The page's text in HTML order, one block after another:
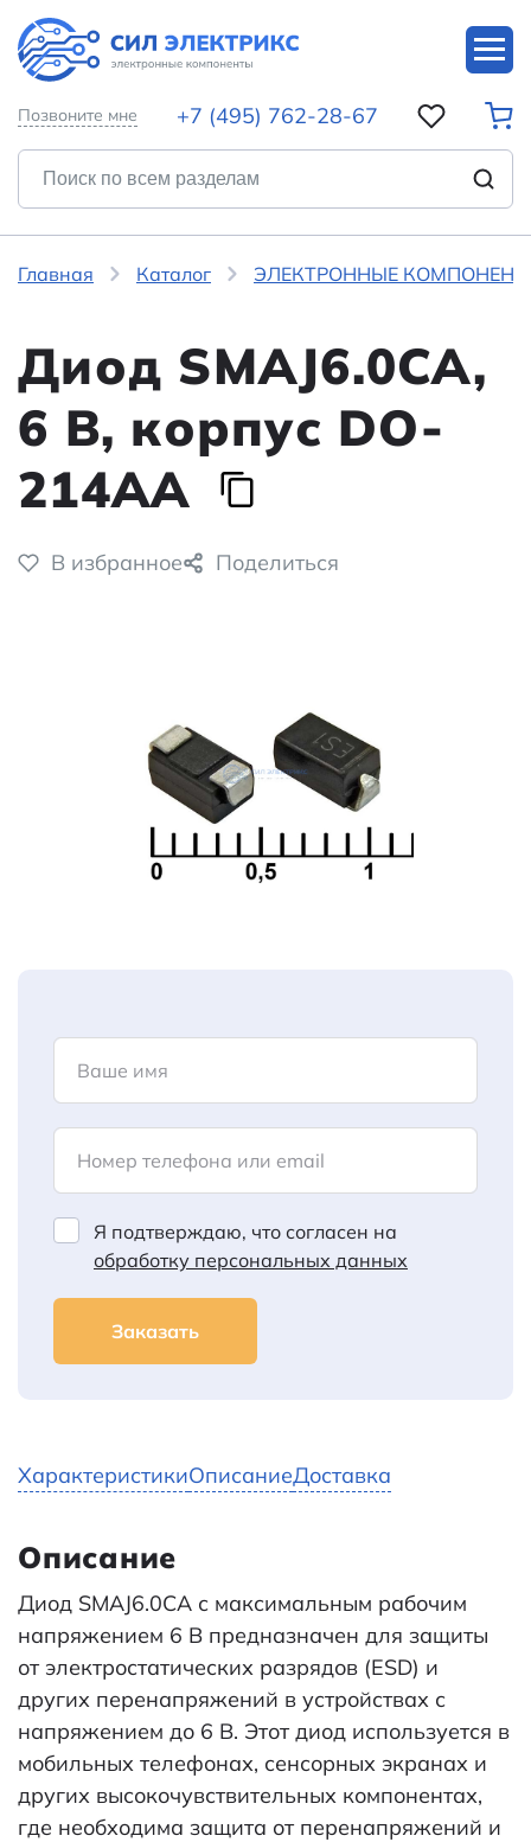
Позвоните мне +7 (495) 762-28-67
Главная Каталог ЭЛЕКТРОННЫЕ
Диод SMAJ6.0CA,
6 В, корпус DO-
214AA
В избранное Поделиться
Ваше имя
Номер телефона или email
Я подтверждаю, что согласен на
обработку персональных данных
Заказать
ХарактеристикиОписаниеДоставка
Описание
Диод SMAJ6.0CA с максимальным рабочим
напряжением 6 В предназначен для защиты
от электростатических разрядов (ESD) и
других перенапряжений в устройствах с
напряжением до 6 В. Этот диод используется в
мобильных телефонах, сенсорных экранах и
других высокочувствительных компонентах,
где необходима защита от перенапряжений и